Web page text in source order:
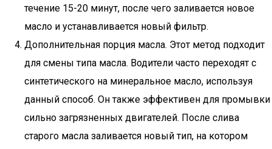
течение 15-20 минут, после чего заливается новое
масло и устанавливается новый фильтр.
Дополнительная порция масла. Этот метод подходит
для смены типа масла. Водители часто переходят с
синтетического на минеральное масло, используя
данный способ. Он также эффективен для промывки
сильно загрязненных двигателей. После слива
старого масла заливается новый тип, на котором